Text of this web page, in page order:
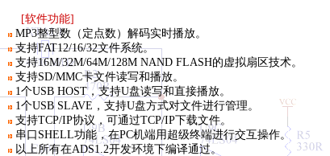
[软件功能]
MP3整型数（定点数）解码实时播放。
支持FAT12/16/32文件系统。
支持16M/32M/64M/128M NAND FLASH的虚拟扇区技术。
支持SD/MMC卡文件读写和播放。
1个USB HOST，支持U盘读写和直接播放。
1个USB SLAVE，支持U盘方式对文件进行管理。
支持TCP/IP协议，可通过TCP/IP下载文件。
串口SHELL功能，在PC机端用超级终端进行交互操作。
以上所有在ADS1.2开发环境下编译通过。